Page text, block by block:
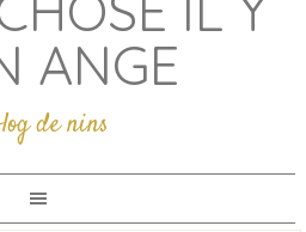
ANGE
de nins